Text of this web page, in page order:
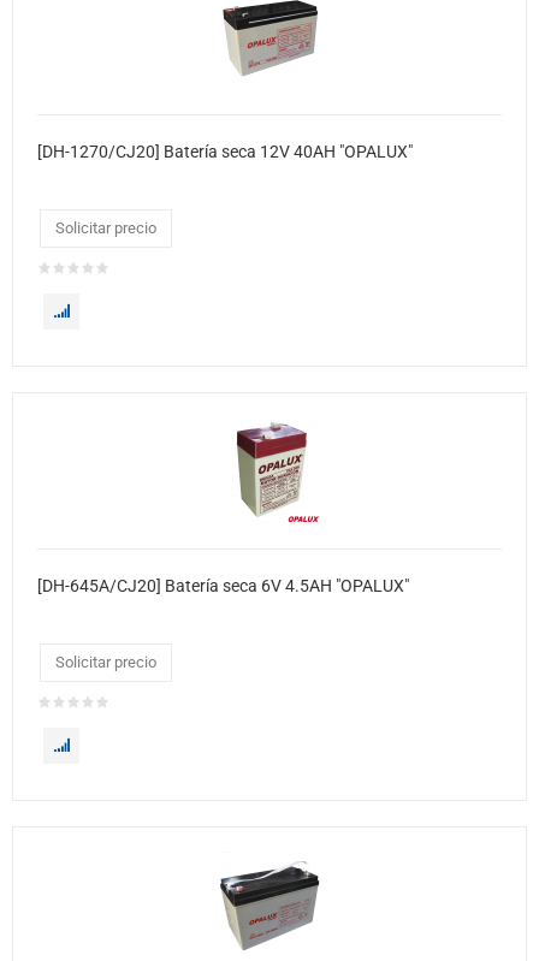
[DH-1270/CJ20] Batería seca 12V 40AH "OPALUX"
Solicitar precio
[DH-645A/CJ20] Batería seca 6V 4.5AH "OPALUX"
Solicitar precio